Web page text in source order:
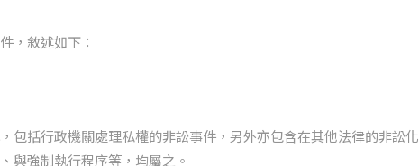
，敘述如下：
包括行政機關處理私權的非訟事件，另外亦包含在其他法律的非訟化
與強制執行程序等，均屬之。